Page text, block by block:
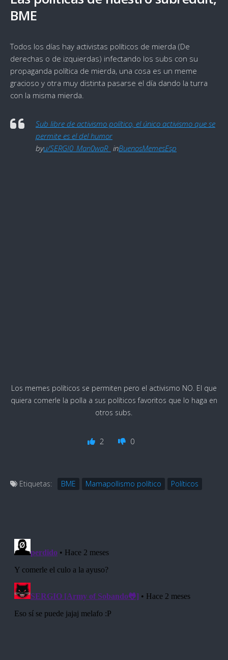
BME
Todos los días hay activistas políticos de mierda (De
derechas o de izquierdas) infectando los subs con su
propaganda política de mierda, una cosa es un meme
gracioso y otra muy distinta pasarse el día dando la turra
con la misma mierda.
Sub libre de activismo político, el único activismo que se
permite es el del humor
byu/SERGI0_Man0waR_ inBuenosMemesEsp
Los memes políticos se permiten pero el activismo NO. El que
quiera comerle la polla a sus políticos favoritos que lo haga en
otros subs.
2 0
Etiquetas: BME Mamapollismo político Políticos